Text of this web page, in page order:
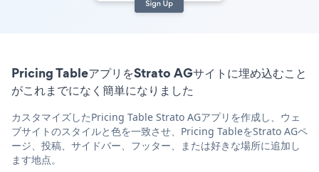
Pricing TableアプリをStrato AGサイトに埋め込むこと
がこれまでになく簡単になりました
カスタマイズしたPricing Table Strato AGアプリを作成し、ウェ
ブサイトのスタイルと色を一致させ、Pricing TableをStrato AGペ
ージ、投稿、サイドバー、フッター、または好きな場所に追加し
ます地点。